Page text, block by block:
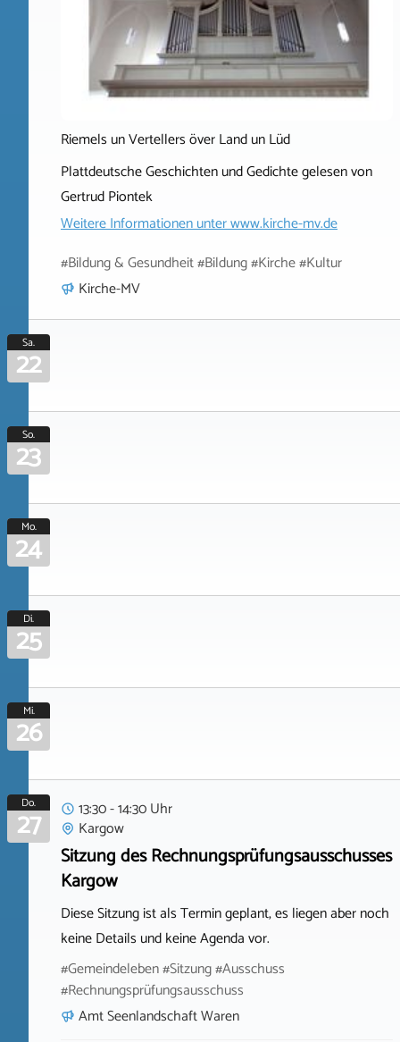
Riemels un Vertellers över Land un Lüd
Plattdeutsche Geschichten und Gedichte gelesen von
Gertrud Piontek
Weitere Informationen unterwww.kirche-mv.de
#Bildung & Gesundheit #Bildung #Kirche #Kultur
Kirche-MV
Sa.
22
So.
23
Mo.
24
Di.
25
Mi.
26
Do.
27
13:30 - 14:30 Uhr
Kargow
Sitzung des Rechnungsprüfungsausschusses
Kargow
Diese Sitzung ist als Termin geplant, es liegen aber noch
keine Details und keine Agenda vor.
#Gemeindeleben #Sitzung #Ausschuss
#Rechnungsprüfungsausschuss
Amt Seenlandschaft Waren